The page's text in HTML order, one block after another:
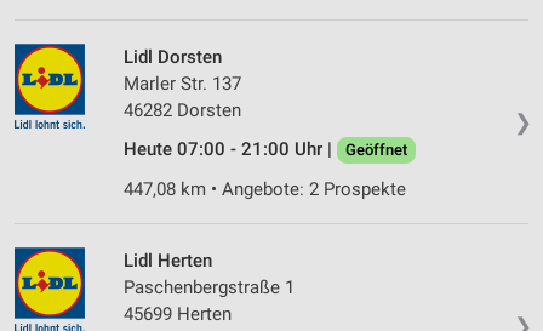
❯
Lidl Dorsten
Marler Str. 137
46282 Dorsten
Heute 07:00 - 21:00 Uhr |
Geöffnet
447,08 km • Angebote: 2 Prospekte
❯
Lidl Herten
Paschenbergstraße 1
45699 Herten